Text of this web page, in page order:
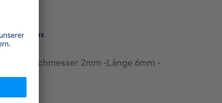
St.)"
2mm -Länge 6mm -